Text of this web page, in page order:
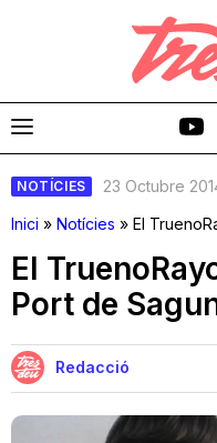
NOTÍCIES
23 Octubre
Inici » Notícies » El
El
Port de
Redacció